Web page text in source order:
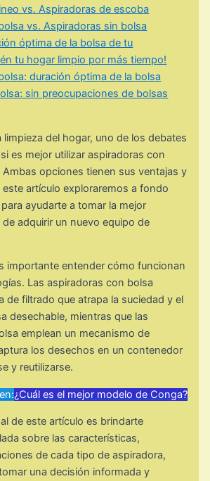
vs. Aspiradoras de escoba
vs. Aspiradoras sin bolsa
óptima de la bolsa de tu
tu hogar limpio por más tiempo!
duración óptima de la bolsa
sin preocupaciones de bolsas
limpieza del hogar, uno de los debates
es mejor utilizar aspiradoras con
opciones tienen sus ventajas y
artículo exploraremos a fondo
ayudarte a tomar la mejor
adquirir un nuevo equipo de
importante entender cómo funcionan
Las aspiradoras con bolsa
de filtrado que atrapa la suciedad y el
desechable, mientras que las
emplean un mecanismo de
los desechos en un contenedor
y reutilizarse.
¿Cuál es el mejor modelo de Conga?
de este artículo es brindarte
sobre las características,
de cada tipo de aspiradora,
una decisión informada y